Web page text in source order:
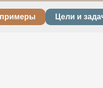
Цели и